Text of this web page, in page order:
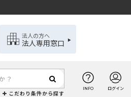
法人の方へ
法人専用窓口
こだわり条件から探す
INFO ログイン